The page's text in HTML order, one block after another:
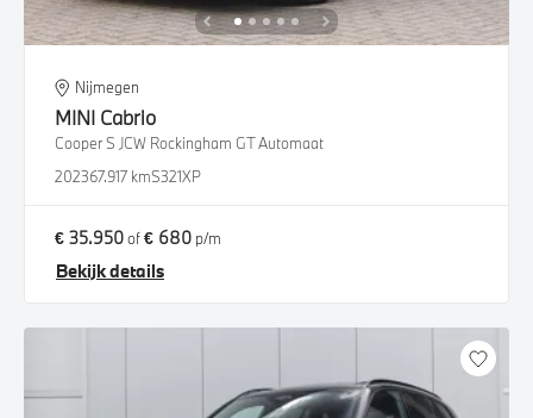
Nijmegen
MINI Cabrio
Cooper S JCW Rockingham GT Automaat
202367.917 kmS321XP
€ 35.950of€ 680 p/m
Bekijk details